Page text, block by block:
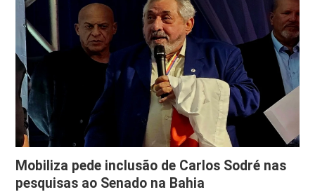
Mobiliza pede inclusão de Carlos Sodré nas
pesquisas ao Senado na Bahia